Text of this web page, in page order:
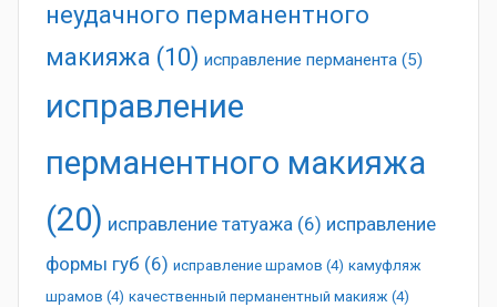
неудачного перманентного
макияжа (10) исправление перманента (5)
исправление
перманентного макияжа
(20) исправление татуажа (6) исправление
формы губ (6) исправление шрамов (4) камуфляж
шрамов (4) качественный перманентный макияж (4)